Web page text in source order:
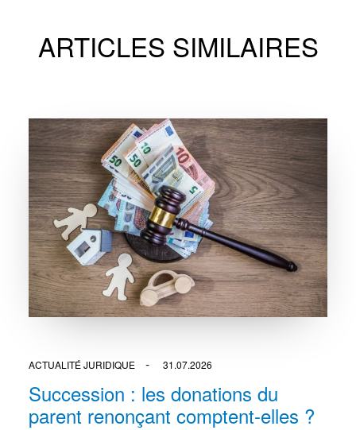
ARTICLES SIMILAIRES
ACTUALITÉ JURIDIQUE 31.07.2026
Succession : les donations du
parent renonçant comptent-elles ?